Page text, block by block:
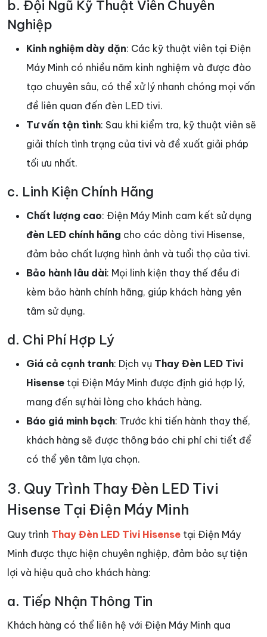
b. Đội Ngũ Kỹ Thuật Viên Chuyên
Nghiệp
Kinh nghiệm dày dặn: Các kỹ thuật viên tại Điện
Máy Minh có nhiều năm kinh nghiệm và được đào
tạo chuyên sâu, có thể xử lý nhanh chóng mọi vấn
đề liên quan đến đèn LED tivi.
Tư vấn tận tình: Sau khi kiểm tra, kỹ thuật viên sẽ
giải thích tình trạng của tivi và đề xuất giải pháp
tối ưu nhất.
c. Linh Kiện Chính Hãng
Chất lượng cao: Điện Máy Minh cam kết sử dụng
đèn LED chính hãng cho các dòng tivi Hisense,
đảm bảo chất lượng hình ảnh và tuổi thọ của tivi.
Bảo hành lâu dài: Mọi linh kiện thay thế đều đi
kèm bảo hành chính hãng, giúp khách hàng yên
tâm sử dụng.
d. Chi Phí Hợp Lý
Giá cả cạnh tranh: Dịch vụ Thay Đèn LED Tivi
Hisense tại Điện Máy Minh được định giá hợp lý,
mang đến sự hài lòng cho khách hàng.
Báo giá minh bạch: Trước khi tiến hành thay thế,
khách hàng sẽ được thông báo chi phí chi tiết để
có thể yên tâm lựa chọn.
3. Quy Trình Thay Đèn LED Tivi
Hisense Tại Điện Máy Minh
Quy trình Thay Đèn LED Tivi Hisense tại Điện Máy
Minh được thực hiện chuyên nghiệp, đảm bảo sự tiện
lợi và hiệu quả cho khách hàng:
a. Tiếp Nhận Thông Tin
Khách hàng có thể liên hệ với Điện Máy Minh qua